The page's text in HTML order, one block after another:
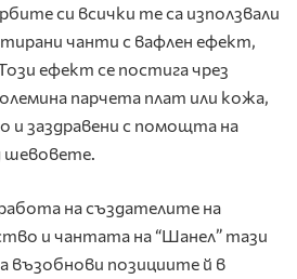
си всички те са използвали
чанти с вафлен ефект,
ефект се постига чрез
парчета плат или кожа,
и заздравени с помощта на
шевовете.
на създателите на
и чантата на “Шанел” тази
възобнови позициите й в